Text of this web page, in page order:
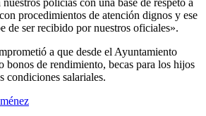
policías con una base de respeto a
procedimientos de atención dignos y ese
de ser recibido por nuestros oficiales».
a que desde el Ayuntamiento
bonos de rendimiento, becas para los hijos
condiciones salariales.